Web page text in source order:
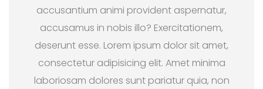
accusantium animi provident aspernatur,
accusamus in nobis illo? Exercitationem,
deserunt esse. Lorem ipsum dolor sit amet,
consectetur adipisicing elit. Amet minima
laboriosam dolores sunt pariatur quia, non